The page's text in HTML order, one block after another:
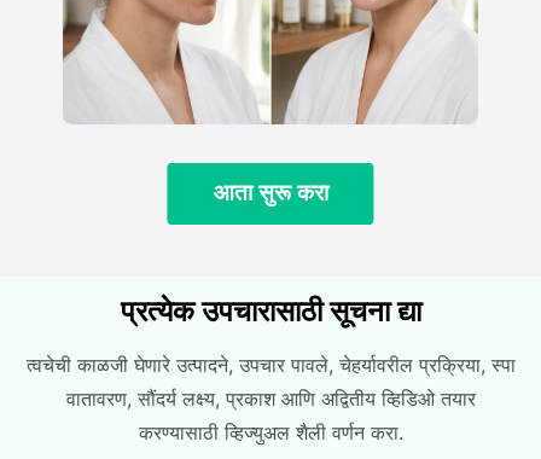
आता सुरू करा
प्रत्येक उपचारासाठी सूचना द्या
त्वचेची काळजी घेणारे उत्पादने, उपचार पावले, चेहर्यावरील प्रक्रिया, स्पा
वातावरण, सौंदर्य लक्ष्य, प्रकाश आणि अद्वितीय व्हिडिओ तयार
करण्यासाठी व्हिज्युअल शैली वर्णन करा.